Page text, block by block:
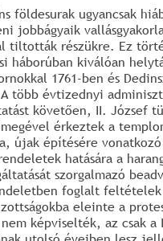
földesurak ugyancsak
jobbágyaik
tiltották részükre. Ez
háborúban kiválóan
1761-ben és
több évtizednyi
követően, II. József
érkeztek a
újak építésére
hatására a
szorgalmazó
foglalt
eleinte a
képviselték, az csak a